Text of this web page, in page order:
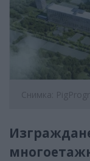
Снимка: